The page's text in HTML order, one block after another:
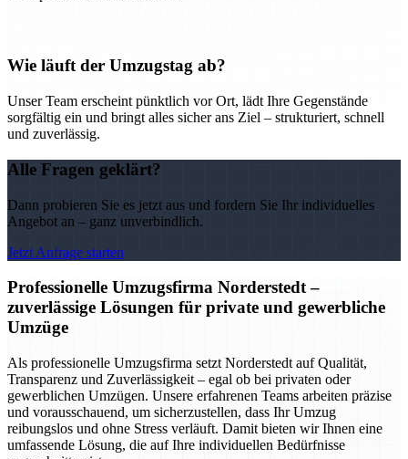
Wie läuft der Umzugstag ab?
Unser Team erscheint pünktlich vor Ort, lädt Ihre Gegenstände
sorgfältig ein und bringt alles sicher ans Ziel – strukturiert, schnell
und zuverlässig.
Alle Fragen geklärt?
Dann probieren Sie es jetzt aus und fordern Sie Ihr individuelles
Angebot an – ganz unverbindlich.
Jetzt Anfrage starten
Professionelle Umzugsfirma Norderstedt –
zuverlässige Lösungen für private und gewerbliche
Umzüge
Als professionelle Umzugsfirma setzt Norderstedt auf Qualität,
Transparenz und Zuverlässigkeit – egal ob bei privaten oder
gewerblichen Umzügen. Unsere erfahrenen Teams arbeiten präzise
und vorausschauend, um sicherzustellen, dass Ihr Umzug
reibungslos und ohne Stress verläuft. Damit bieten wir Ihnen eine
umfassende Lösung, die auf Ihre individuellen Bedürfnisse